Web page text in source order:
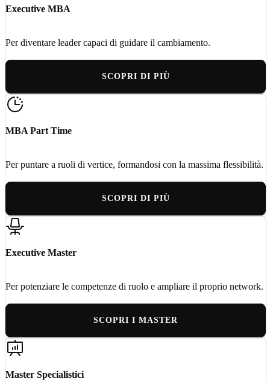
Executive MBA
Per diventare leader capaci di guidare il cambiamento.
SCOPRI DI PIÙ
MBA Part Time
Per puntare a ruoli di vertice, formandosi con la massima flessibilità.
SCOPRI DI PIÙ
Executive Master
Per potenziare le competenze di ruolo e ampliare il proprio network.
SCOPRI I MASTER
Master Specialistici